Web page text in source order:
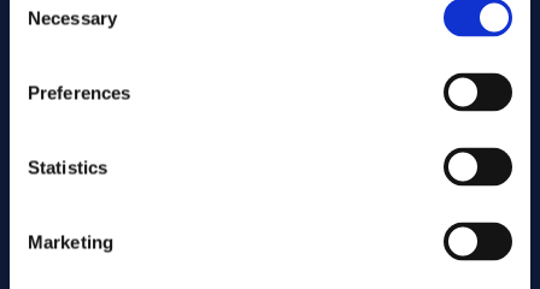
Selection
Necessary
Preferences
Statistics
Marketing